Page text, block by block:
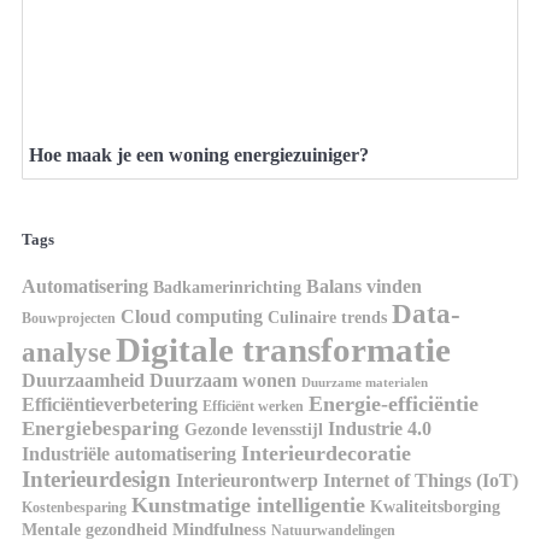
Hoe maak je een woning energiezuiniger?
Tags
Automatisering Badkamerinrichting Balans vinden
Bouwprojecten Cloud computing Culinaire trends Data-
analyseDigitale transformatie
Duurzaamheid Duurzaam wonen Duurzame materialen
Efficiëntieverbetering Efficiënt werken Energie-efficiëntie
Energiebesparing Gezonde levensstijl Industrie 4.0
Industriële automatisering Interieurdecoratie
Interieurdesign Interieurontwerp Internet of Things (IoT)
Kostenbesparing Kunstmatige intelligentie Kwaliteitsborging
Mentale gezondheid Mindfulness Natuurwandelingen